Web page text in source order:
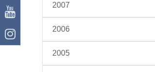
2007
2006
2005